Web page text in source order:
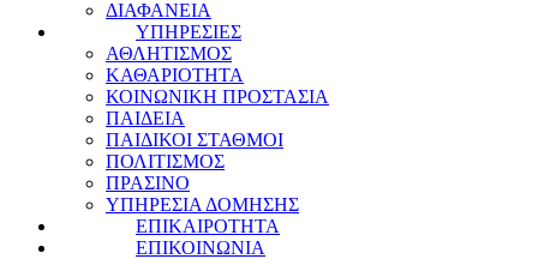
ΔΙΑΦΑΝΕΙΑ
ΥΠΗΡΕΣΙΕΣ
ΑΘΛΗΤΙΣΜΟΣ
ΚΑΘΑΡΙΟΤΗΤΑ
ΚΟΙΝΩΝΙΚΗ ΠΡΟΣΤΑΣΙΑ
ΠΑΙΔΕΙΑ
ΠΑΙΔΙΚΟΙ ΣΤΑΘΜΟΙ
ΠΟΛΙΤΙΣΜΟΣ
ΠΡΑΣΙΝΟ
ΥΠΗΡΕΣΙΑ ΔΟΜΗΣΗΣ
ΕΠΙΚΑΙΡΟΤΗΤΑ
ΕΠΙΚΟΙΝΩΝΙΑ